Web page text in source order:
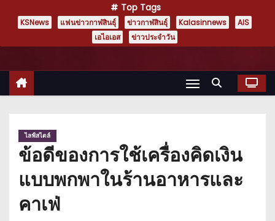
Top Tags
KSNews แฟนข่าวกาฬสินธุ์ ข่าวกาฬสินธุ์ Kalasinnews
AIS
เอไอเอส
ข่าวประจำวัน
ไลฟ์สไตล์
ข้อดีของการใช้เครื่องคิดเงิน
แบบพกพาในร้านอาหารและ
คาเฟ่